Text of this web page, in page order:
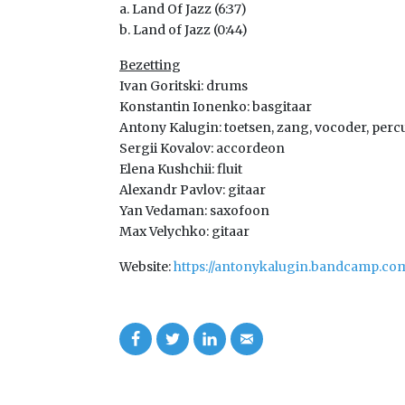
a. Land Of Jazz (6:37)
b. Land of Jazz (0:44)
Bezetting
Ivan Goritski: drums
Konstantin Ionenko: basgitaar
Antony Kalugin: toetsen, zang, vocoder,
Sergii Kovalov: accordeon
Elena Kushchii: fluit
Alexandr Pavlov: gitaar
Yan Vedaman: saxofoon
Max Velychko: gitaar
Website:https://